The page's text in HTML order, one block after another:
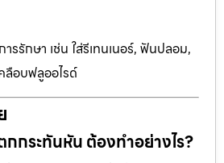
รรักษา เช่น ใส่รีเทนเนอร์, ฟันปลอม,
ลือบฟลูออไรด์
กระทันหัน ต้องทำอย่างไร?